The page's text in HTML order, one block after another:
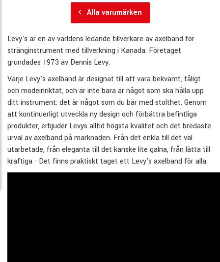
Alla varumärken
Levy's är en av världens ledande tillverkare av axelband för
stränginstrument med tillverkning i Kanada. Företaget
grundades 1973 av Dennis Levy.
Varje Levy's axelband är designat till att vara bekvämt, tåligt
och modeinriktat, och är inte bara är något som ska hålla upp
ditt instrument; det är något som du bär med stolthet. Genom
att kontinuerligt utveckla ny design och förbättra befintliga
produkter, erbjuder Levys alltid högsta kvalitet och det bredaste
urval av axelband på marknaden. Från det enkla till det väl
utarbetade, från eleganta till det kanske lite galna, från lätta till
kraftiga - Det finns praktiskt taget ett Levy's axelband för alla.